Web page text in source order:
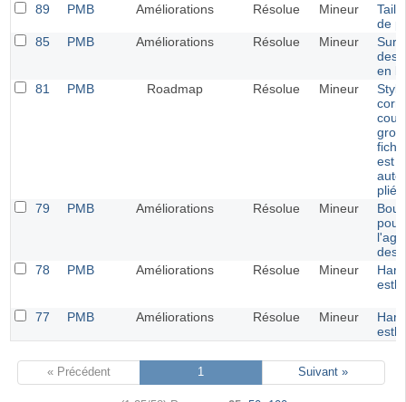
89
PMB Améliorations Résolue Mineur
de
85
PMB Améliorations Résolue Mineur
des
en
81
PMB Roadmap Résolue Mineur
est
pliée
79
PMB Améliorations Résolue Mineur
pour
des
78
PMB Améliorations Résolue Mineur
77 PMB Améliorations Résolue Mineur
« Précédent 1 Suivant »